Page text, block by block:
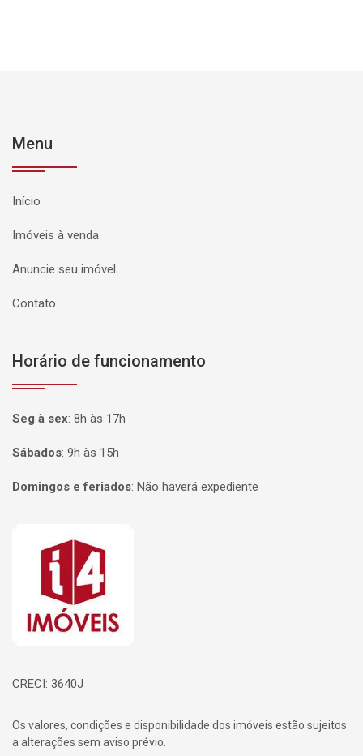
Menu
Início
Imóveis à venda
Anuncie seu imóvel
Contato
Horário de funcionamento
Seg à sex: 8h às 17h
Sábados: 9h às 15h
Domingos e feriados: Não haverá expediente
Página inicial
CRECI: 3640J
Os valores, condições e disponibilidade dos imóveis estão sujeitos
a alterações sem aviso prévio.